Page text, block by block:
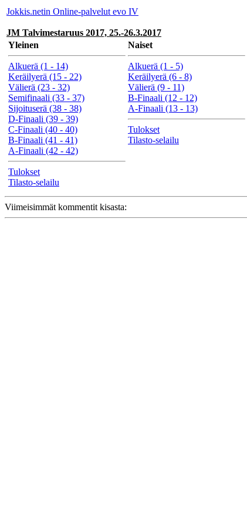
Jokkis.netin Online-palvelut evo IV
JM Talvimestaruus 2017, 25.-26.3.2017
Yleinen
Alkuerä (1 - 14)
Keräilyerä (15 - 22)
Välierä (23 - 32)
Semifinaali (33 - 37)
Sijoituserä (38 - 38)
D-Finaali (39 - 39)
C-Finaali (40 - 40)
B-Finaali (41 - 41)
A-Finaali (42 - 42)
Tulokset
Tilasto-selailu
Naiset
Alkuerä (1 - 5)
Keräilyerä (6 - 8)
Välierä (9 - 11)
B-Finaali (12 - 12)
A-Finaali (13 - 13)
Tulokset
Tilasto-selailu
Viimeisimmät kommentit kisasta: